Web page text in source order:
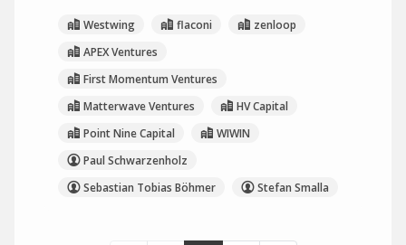
Westwing flaconi
zenloop
APEX Ventures
First Momentum Ventures
Matterwave Ventures
HV Capital
Point Nine Capital
WIWIN
Paul Schwarzenholz
Sebastian Tobias Böhmer
Stefan Smalla